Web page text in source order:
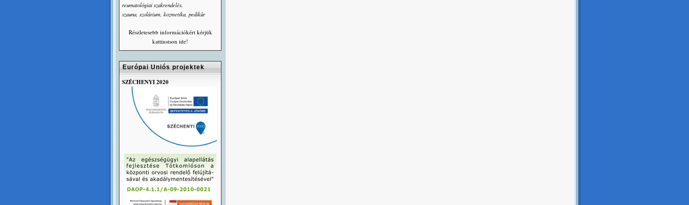
reumatológiai szakrendelés,
szauna, szolárium, kozmetika, pedikûr
Részletesebb információkért kérjük
kattinstson ide!
Európai Uniós projektek
SZÉCHENYI 2020